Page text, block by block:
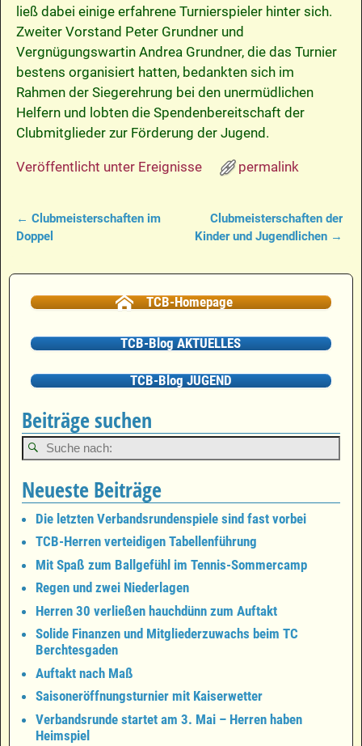
ließ dabei einige erfahrene Turnierspieler hinter sich.
Zweiter Vorstand Peter Grundner und
Vergnügungswartin Andrea Grundner, die das Turnier
bestens organisiert hatten, bedankten sich im
Rahmen der Siegerehrung bei den unermüdlichen
Helfern und lobten die Spendenbereitschaft der
Clubmitglieder zur Förderung der Jugend.
Veröffentlicht unter Ereignisse permalink
Artikelnavigation
← Clubmeisterschaften im
Doppel
Clubmeisterschaften der
Kinder und Jugendlichen →
TCB-Homepage
TCB-Blog AKTUELLES
TCB-Blog JUGEND
Beiträge suchen
Neueste Beiträge
Die letzten Verbandsrundenspiele sind fast vorbei
TCB-Herren verteidigen Tabellenführung
Mit Spaß zum Ballgefühl im Tennis-Sommercamp
Regen und zwei Niederlagen
Herren 30 verließen hauchdünn zum Auftakt
Solide Finanzen und Mitgliederzuwachs beim TC
Berchtesgaden
Auftakt nach Maß
Saisoneröffnungsturnier mit Kaiserwetter
Verbandsrunde startet am 3. Mai – Herren haben
Heimspiel